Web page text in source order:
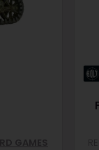
GAMES